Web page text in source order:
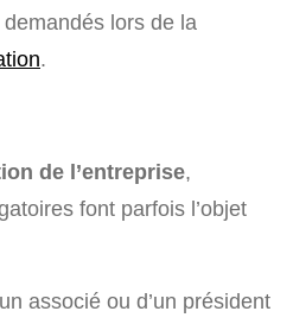
lors de la
.
de l’entreprise,
font parfois l’objet
associé ou d’un président